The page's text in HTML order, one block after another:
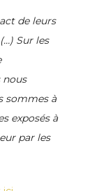
de leurs
Sur les
nous
sommes à
exposés à
par les